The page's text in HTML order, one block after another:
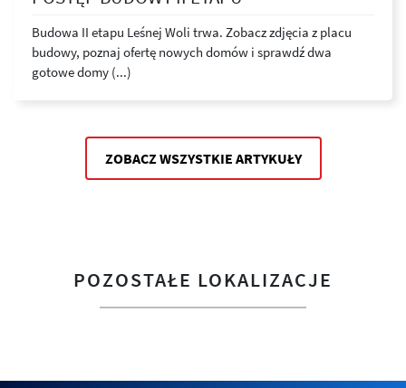
Budowa II etapu Leśnej Woli trwa. Zobacz zdjęcia z placu
budowy, poznaj ofertę nowych domów i sprawdź dwa
gotowe domy (...)
ZOBACZ WSZYSTKIE ARTYKUŁY
POZOSTAŁE LOKALIZACJE